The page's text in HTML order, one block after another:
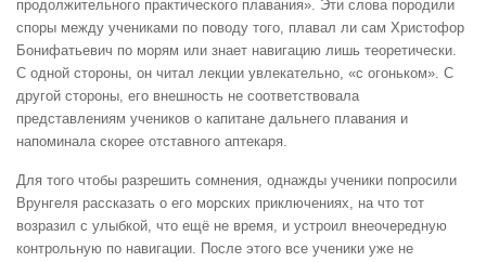
продолжительного практического плавания». Эти слова породили
споры между учениками по поводу того, плавал ли сам Христофор
Бонифатьевич по морям или знает навигацию лишь теоретически.
С одной стороны, он читал лекции увлекательно, «с огоньком». С
другой стороны, его внешность не соответствовала
представлениям учеников о капитане дальнего плавания и
напоминала скорее отставного аптекаря.
Для того чтобы разрешить сомнения, однажды ученики попросили
Врунгеля рассказать о его морских приключениях, на что тот
возразил с улыбкой, что ещё не время, и устроил внеочередную
контрольную по навигации. После этого все ученики уже не